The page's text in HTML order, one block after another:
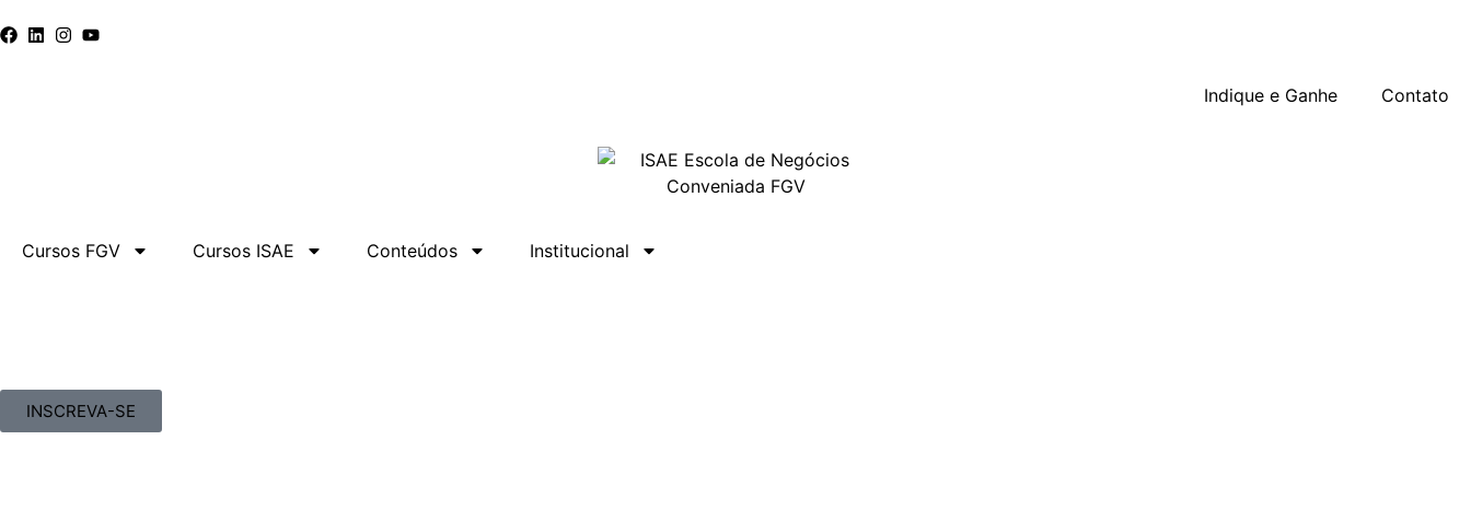
Indique e Ganhe Contato
Cursos FGV Cursos ISAE Conteúdos Institucional
INSCREVA-SE